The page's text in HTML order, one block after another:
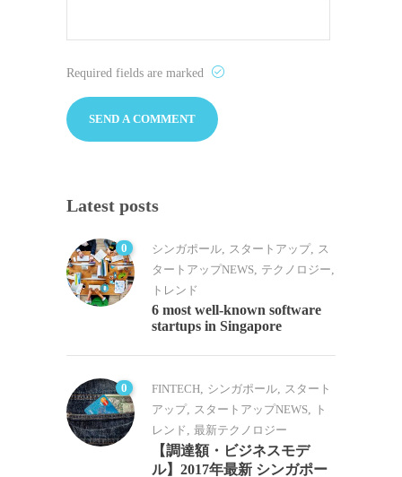
Required fields are marked
Latest posts
0 シンガポール, スタートアップ, ス
タートアップNEWS, テクノロジー,
トレンド
6 most well-known software
startups in Singapore
0 FINTECH, シンガポール, スタート
アップ, スタートアップNEWS,
ト
レンド , 最新テクノロジー
【調達額・ビジネスモデ
ル】2017年最新 シンガポー